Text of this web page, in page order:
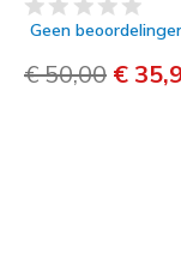
4,9 van de 5
Geen
Prijs
€ 50,00 naar
€